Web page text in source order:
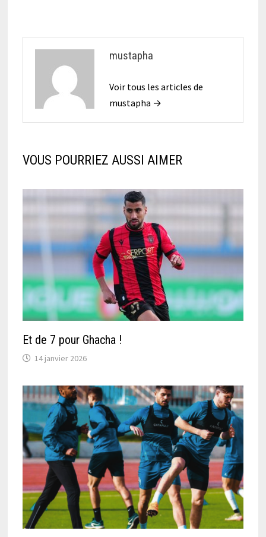
mustapha
Voir tous les articles de
mustapha →
VOUS POURRIEZ AUSSI AIMER
Et de 7 pour Ghacha !
14 janvier 2026